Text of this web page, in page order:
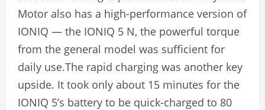
Motor also has a high-performance version of
IONIQ — the IONIQ 5 N, the powerful torque
from the general model was sufficient for
daily use.The rapid charging was another key
upside. It took only about 15 minutes for the
IONIQ 5’s battery to be quick-charged to 80